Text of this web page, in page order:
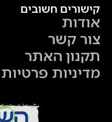
קישורים חשובים
אודות
צור קשר
תקנון האתר
מדיניות פרטיות